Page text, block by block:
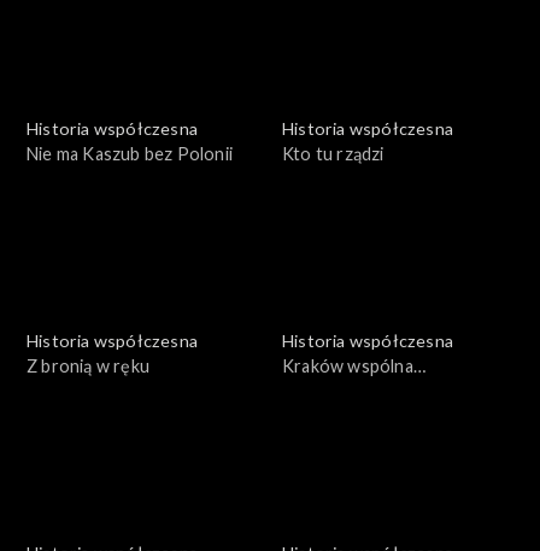
Historia współczesna
Nie ma Kaszub bez Polonii
Historia współczesna
Kto tu rządzi
Historia współczesna
Z bronią w ręku
Historia współczesna
Kraków wspólna